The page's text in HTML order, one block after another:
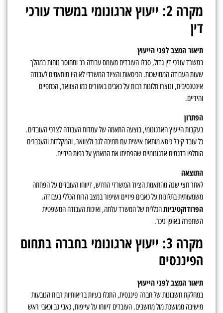
מקרה 2: ייעוץ ארגונומי במשרד עורכי
דין
תיאור המצב לפני הייעוץ
במשרד עורכי דין גדול, סבלו העובדים מעומס עבודה רב ומחוסר נוחות במהלך
שעות העבודה הממושכות. הכיסאות והציוד המשרדי לא היו מותאמים לעבודה
אינטנסיבית, ונוצרו תלונות רבות על כאבים באזורים כמו הצוואר, הכתפיים
והידיים.
הפתרון
בעקבות הייעוץ הארגונומי, בוצעה התאמה של עמדות העבודה לצרכי העובדים.
כל עובד קיבל כיסא מותאם אישית עם תמיכה לגב ולצוואר, והמקלדות והעכברים
הוחלפו בדגמים ארגונומיים שהפחיתו את המאמץ על כפות הידיים.
התוצאה
לאחר חצי שנה מהתאמת הציוד המשרדי החדש, דיווחו העובדים על הפחתה
משמעותית בתלונות על כאבים פיזיים ושיפור במצב הרוח הכללי בעבודה.
הפרודוקטיביותהכללית של המשרד עלתה, ואיכות העבודה המשפטית
השתפרה באופן ניכר.
מקרה 3: ייעוץ ארגונומי בחברה בתחום
הפיננסים
תיאור המצב לפני הייעוץ
במחלקת חשבונות של חברה פיננסית, התגלו בעיות בריאותיות רבות הנובעות
מישיבה ממושכת מול מחשבים. העובדים דיווחו על עייפות, כאבי גב וכאבי ראש